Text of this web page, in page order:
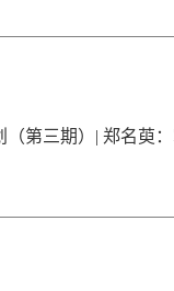
（第三期）| 郑名萸